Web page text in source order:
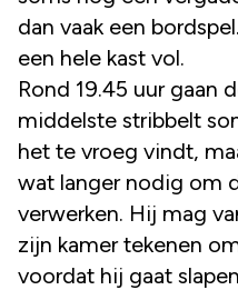
dan vaak een
een hele kast vol.
Rond 19.45 uur gaan
middelste stribbelt
het te vroeg vindt,
wat langer nodig om
verwerken. Hij mag
zijn kamer tekenen
voordat hij gaat